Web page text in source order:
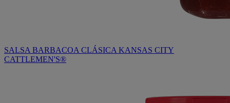
SALSA BARBACOA CLÁSICA KANSAS CITY
CATTLEMEN'S®